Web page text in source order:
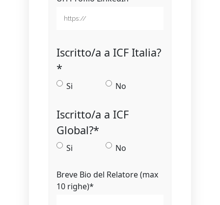
Iscritto/a a ICF Italia?
*
Si No
Iscritto/a a ICF
Global?*
Si No
Breve Bio del Relatore (max
10 righe)*